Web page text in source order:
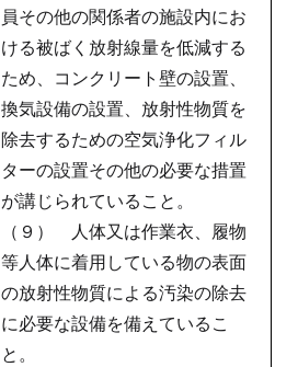
員その他の関係者の施設内にお
ける被ばく放射線量を低減する
ため、コンクリート壁の設置、
換気設備の設置、放射性物質を
除去するための空気浄化フィル
ターの設置その他の必要な措置
が講じられていること。
（９） 人体又は作業衣、履物
等人体に着用している物の表面
の放射性物質による汚染の除去
に必要な設備を備えているこ
と。